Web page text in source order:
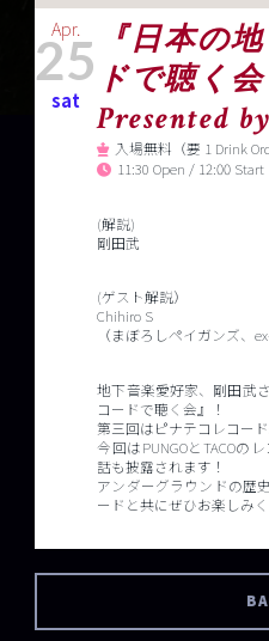
Apr.
25
sat
『日本の
ドで聴く会
Presented
入場無料（要 1 Drink
11:30 Open / 12:00 Start
(解説)
剛田武
(ゲスト解説）
Chihiro S
（まぼろしペイガンズ、
地下音楽愛好家、剛田武
コードで聴く会』！
第三回はピナテコレコード
今回はPUNGOとTACOの
話も披露されます！
アンダーグラウンドの歴
ードと共にぜひお楽しみ